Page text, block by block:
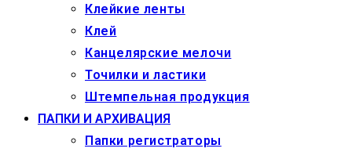
Клейкие ленты
Клей
Канцелярские мелочи
Точилки и ластики
Штемпельная продукция
ПАПКИ И АРХИВАЦИЯ
Папки регистраторы